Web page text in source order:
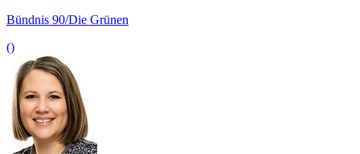
Bündnis 90/Die Grünen
()